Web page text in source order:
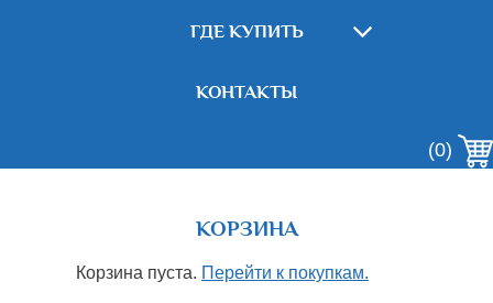
ГДЕ КУПИТЬ
КОНТАКТЫ
(0)
КОРЗИНА
Корзина пуста. Перейти к покупкам.